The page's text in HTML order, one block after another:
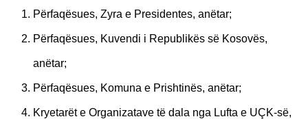
Përfaqësues, Zyra e Presidentes, anëtar;
Përfaqësues, Kuvendi i Republikës së Kosovës,
anëtar;
Përfaqësues, Komuna e Prishtinës, anëtar;
Kryetarët e Organizatave të dala nga Lufta e UÇK-së,